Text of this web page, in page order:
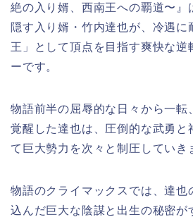
絶の入り婿、西南王への覇道〜』
隠す入り婿・竹内達也が、冷遇に
王」として頂点を目指す爽快な逆
ーです。
物語前半の屈辱的な日々から一転
覚醒した達也は、圧倒的な武勇と
て巨大勢力を次々と制圧していき
物語のクライマックスでは、達也
込んだ巨大な陰謀と出生の秘密が